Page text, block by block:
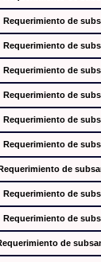
Requerimiento de
Requerimiento de
Requerimiento de
Requerimiento de
Requerimiento de
Requerimiento de
de
Requerimiento de
Requerimiento de
de